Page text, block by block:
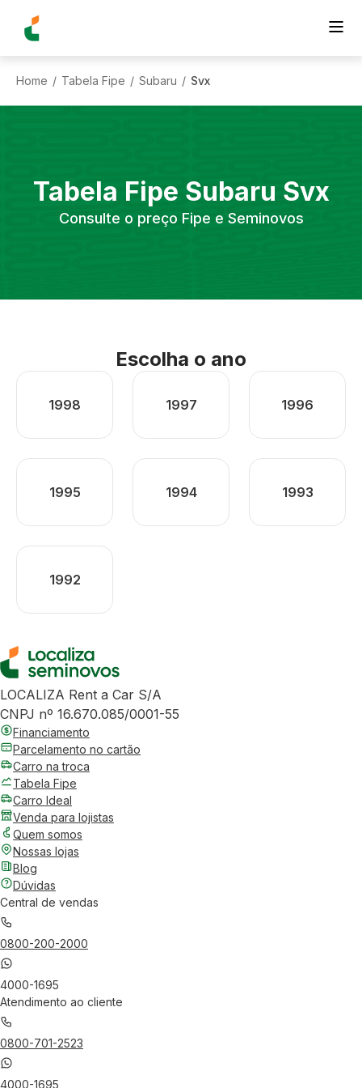
Home / Tabela Fipe / Subaru / Svx
Tabela Fipe Subaru Svx
Consulte o preço Fipe e Seminovos
Escolha o ano
1998 1997 1996
1995 1994 1993
1992
LOCALIZA Rent a Car S/A
CNPJ nº 16.670.085/0001-55
Financiamento
Parcelamento no cartão
Carro na troca
Tabela Fipe
Carro Ideal
Venda para lojistas
Quem somos
Nossas lojas
Blog
Dúvidas
Central de vendas
0800-200-2000
4000-1695
Atendimento ao cliente
0800-701-2523
4000-1695